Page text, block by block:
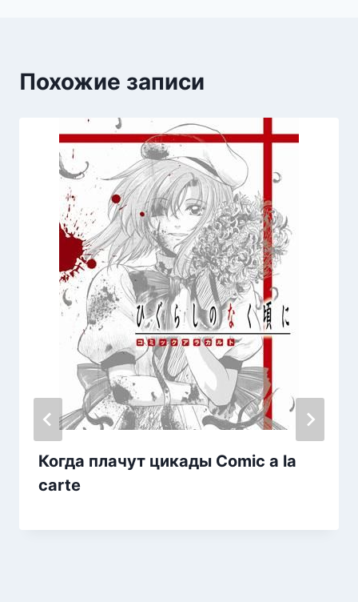
Похожие записи
Когда плачут цикады Comic a la
carte